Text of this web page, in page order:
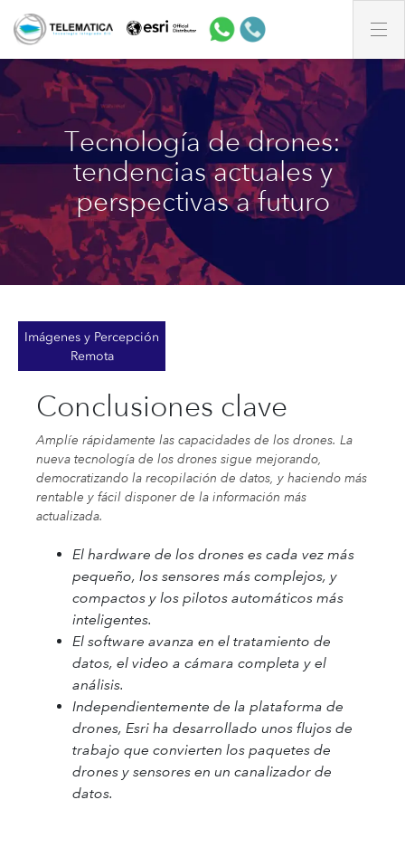
Tecnología de drones:
tendencias actuales y
perspectivas a futuro
Imágenes y Percepción
Remota
Conclusiones clave
Amplíe rápidamente las capacidades de los drones. La
nueva tecnología de los drones sigue mejorando,
democratizando la recopilación de datos, y haciendo más
rentable y fácil disponer de la información más
actualizada.
El hardware de los drones es cada vez más
pequeño, los sensores más complejos, y
compactos y los pilotos automáticos más
inteligentes.
El software avanza en el tratamiento de
datos, el video a cámara completa y el
análisis.
Independientemente de la plataforma de
drones, Esri ha desarrollado unos flujos de
trabajo que convierten los paquetes de
drones y sensores en un canalizador de
datos.